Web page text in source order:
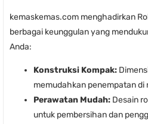
kemaskemas.com menghadirkan
berbagai keunggulan yang
Anda:
Konstruksi Kompak:
memudahkan penempatan di
Perawatan Mudah: Desain
untuk pembersihan dan